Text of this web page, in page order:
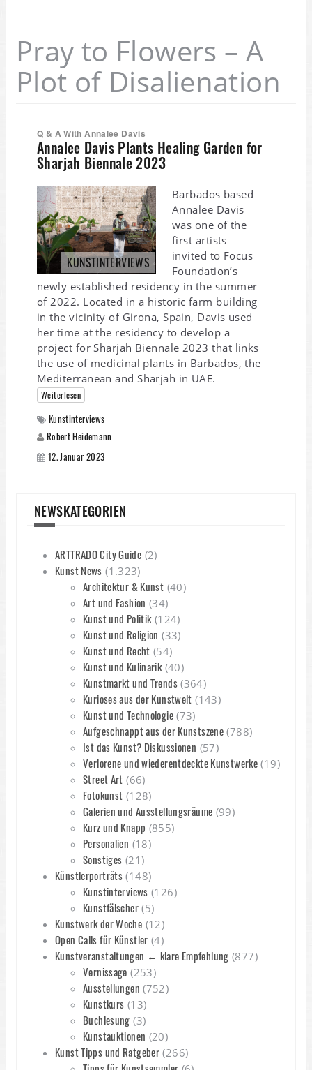
Pray to Flowers – A
Plot of Disalienation
Q & A With Annalee Davis
Annalee Davis Plants Healing Garden for
Sharjah Biennale 2023
KUNSTINTERVIEWS
Barbados based
Annalee Davis
was one of the
first artists
invited to Focus
Foundation’s
newly established residency in the summer
of 2022. Located in a historic farm building
in the vicinity of Girona, Spain, Davis used
her time at the residency to develop a
project for Sharjah Biennale 2023 that links
the use of medicinal plants in Barbados, the
Mediterranean and Sharjah in UAE.
Weiterlesen
Kunstinterviews
Robert Heidemann
12. Januar 2023
NEWSKATEGORIEN
ARTTRADO City Guide (2)
Kunst News (1.323)
Architektur & Kunst (40)
Art und Fashion (34)
Kunst und Politik(124)
Kunst und Religion (33)
Kunst und Recht (54)
Kunst und Kulinarik(40)
Kunstmarkt und Trends(364)
Kurioses aus der Kunstwelt (143)
Kunst und Technologie(73)
Aufgeschnappt aus der Kunstszene (788)
Ist das Kunst? Diskussionen (57)
Verlorene und wiederentdeckte Kunstwerke (19)
Street Art (66)
Fotokunst (128)
Galerien und Ausstellungsräume (99)
Kurz und Knapp (855)
Personalien (18)
Sonstiges (21)
Künstlerporträts (148)
Kunstinterviews (126)
Kunstfälscher(5)
Kunstwerk der Woche (12)
Open Calls für Künstler (4)
Kunstveranstaltungen ← klare Empfehlung (877)
Vernissage (253)
Ausstellungen (752)
Kunstkurs (13)
Buchlesung (3)
Kunstauktionen (20)
Kunst Tipps und Ratgeber (266)